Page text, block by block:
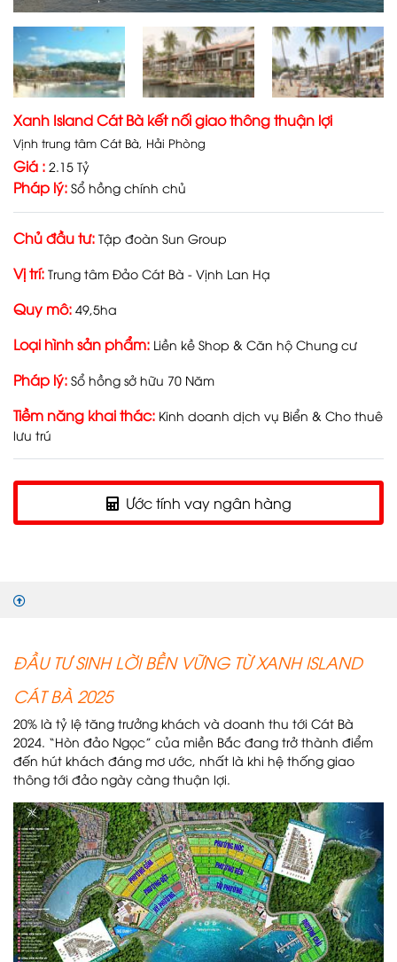
Xanh Island Cát Bà kết nối giao thông thuận lợi
Vịnh trung tâm Cát Bà, Hải Phòng
Giá : 2.15 Tỷ
Pháp lý: Sổ hồng chính chủ
Chủ đầu tư: Tập đoàn Sun Group
Vị trí: Trung tâm Đảo Cát Bà - Vịnh Lan Hạ
Quy mô: 49,5ha
Loại hình sản phẩm: Liền kề Shop & Căn hộ Chung cư
Pháp lý: Sổ hồng sở hữu 70 Năm
Tiềm năng khai thác: Kinh doanh dịch vụ Biển & Cho thuê
lưu trú
Ước tính vay ngân hàng
ĐẦU TƯ SINH LỜI BỀN VỮNG TỪ XANH ISLAND
CÁT BÀ 2025
20% là tỷ lệ tăng trưởng khách và doanh thu tới Cát Bà
2024. “Hòn đảo Ngọc” của miền Bắc đang trở thành điểm
đến hút khách đáng mơ ước, nhất là khi hệ thống giao
thông tới đảo ngày càng thuận lợi.